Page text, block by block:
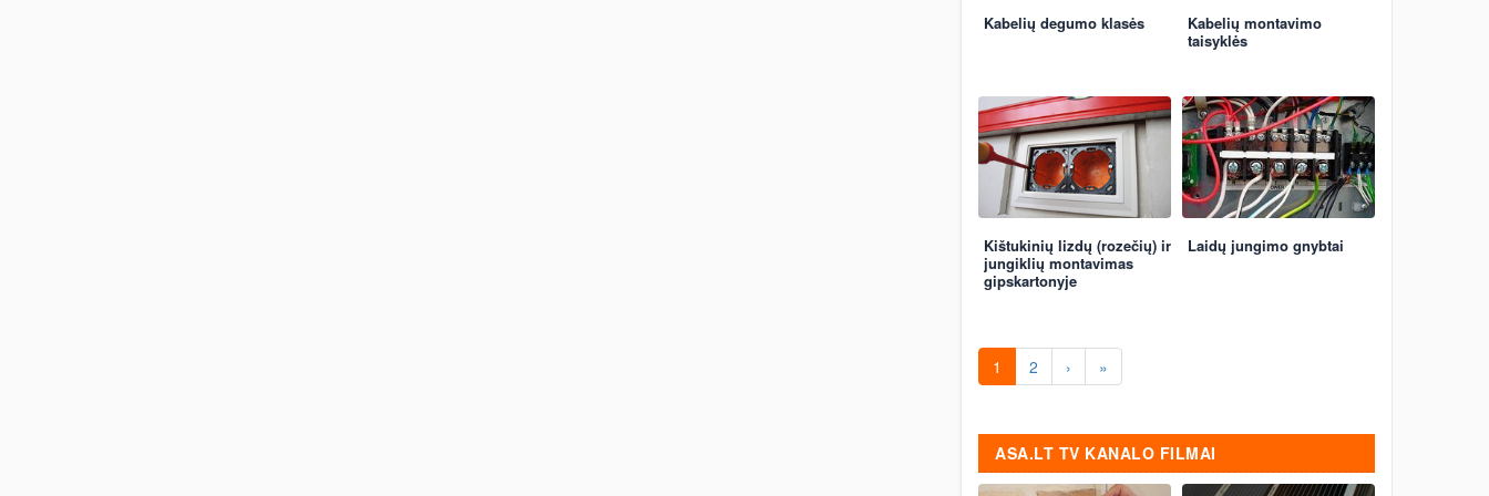
Kabelių degumo klasės
Kabelių montavimo
taisyklės
Kištukinių lizdų (rozečių) ir
jungiklių montavimas
gipskartonyje
Laidų jungimo gnybtai
1 2 › »
ASA.LT TV KANALO FILMAI